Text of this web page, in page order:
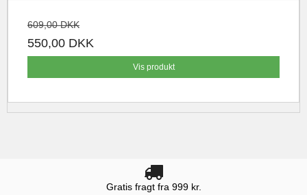
609,00 DKK
550,00 DKK
Vis produkt
Gratis fragt fra 999 kr.